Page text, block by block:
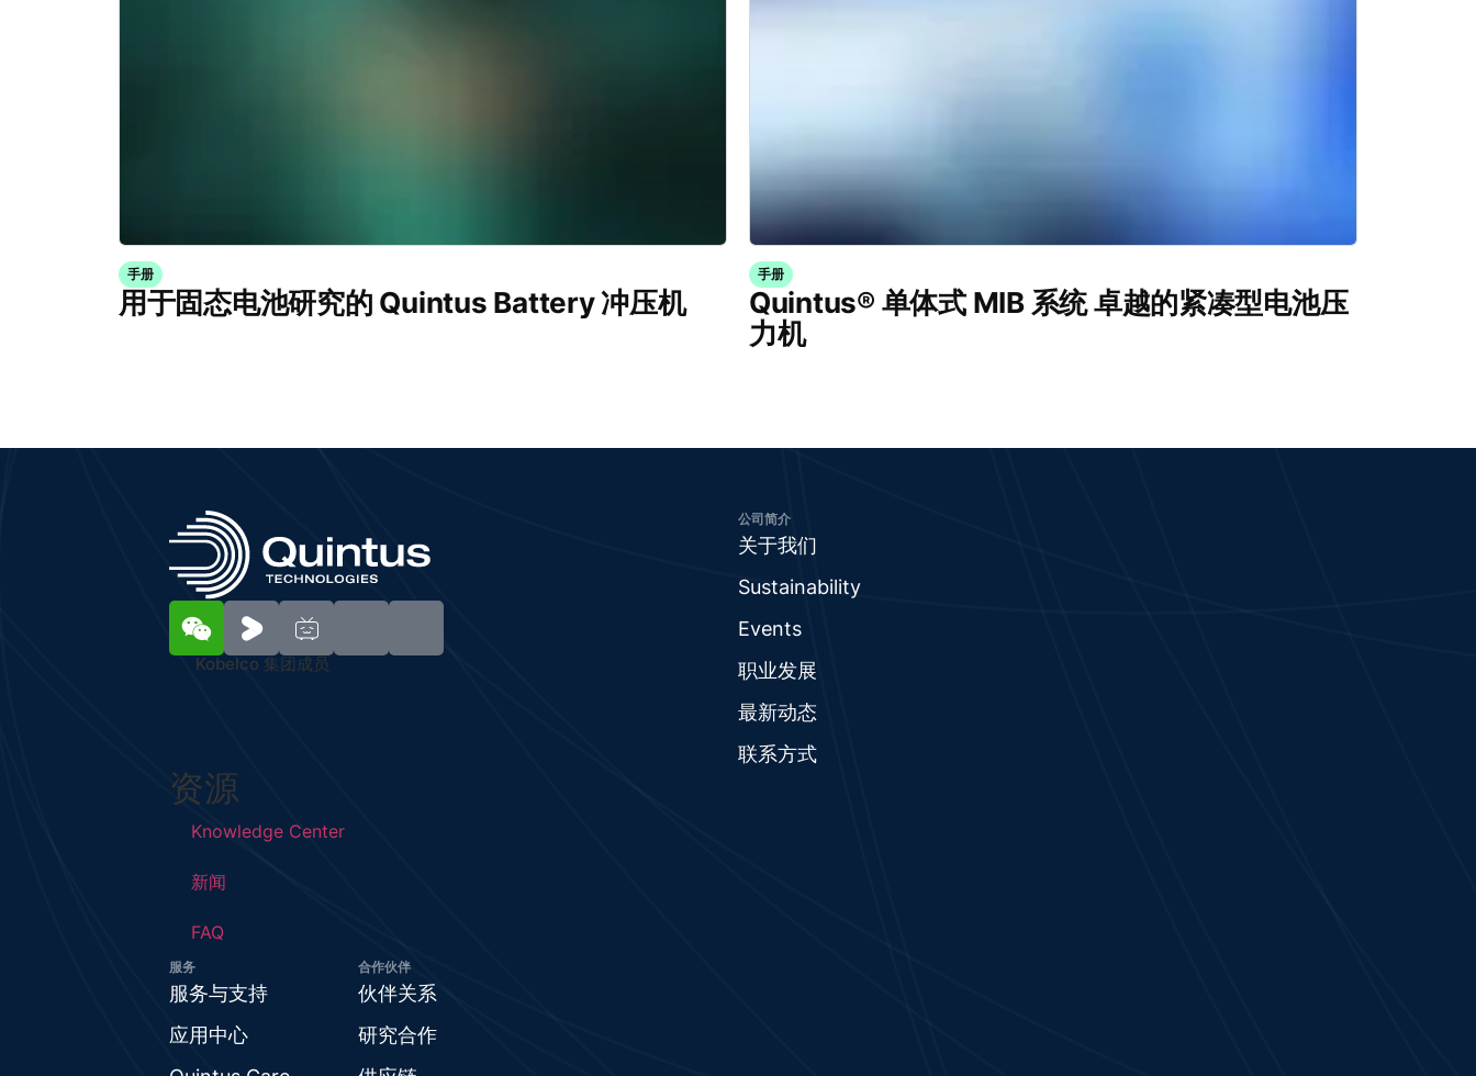
手册
用于固态电池研究的 Quintus Battery 冲压机
手册
Quintus® 单体式 MIB 系统 卓越的紧凑型电池压
力机
Kobelco 集团成员
公司简介
关于我们
Sustainability
Events
职业发展
最新动态
联系方式
资源
Knowledge Center
新闻
FAQ
服务
服务与支持
应用中心
合作伙伴
伙伴关系
研究合作